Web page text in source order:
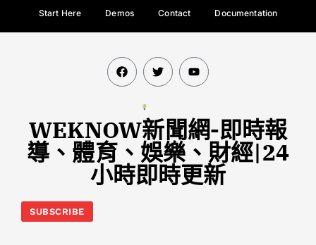
Start Here Demos Contact Documentation
WEKNOW新聞網-即時報
導、體育、娛樂、財經|24
小時即時更新
SUBSCRIBE